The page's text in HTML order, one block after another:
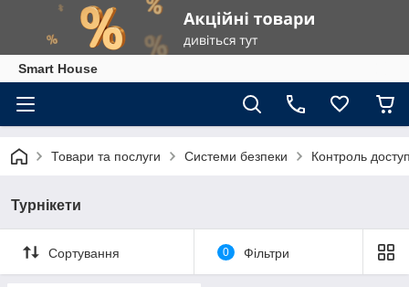
Smart House
Товари та послуги Системи безпеки Контроль
Турнікети
Сортування 0 Фільтри